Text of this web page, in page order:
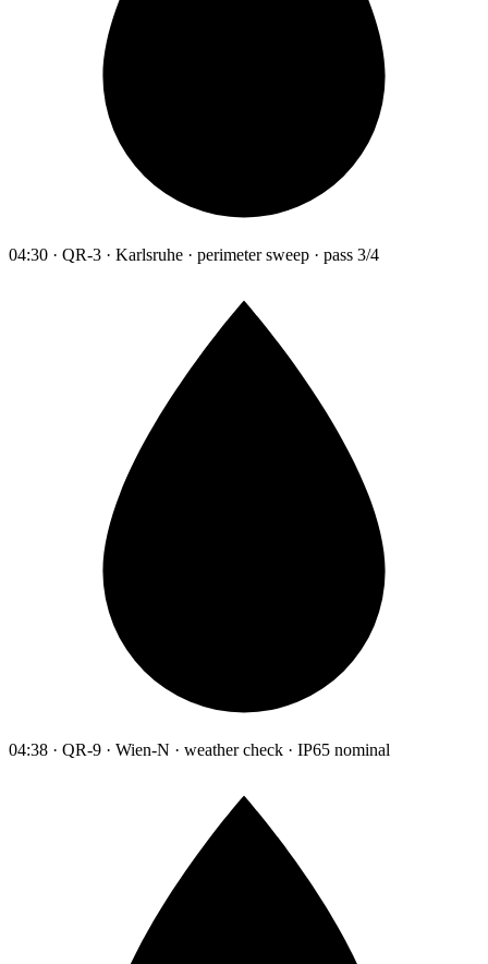
04:30 · QR-3 · Karlsruhe · perimeter sweep · pass 3/4
04:38 · QR-9 · Wien-N · weather check · IP65 nominal